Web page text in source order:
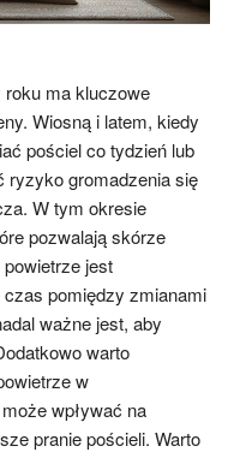
roku ma kluczowe
Wiosną i latem, kiedy
pościel co tydzień lub
ryzyko gromadzenia się
W tym okresie
pozwalają skórze
jest
czas pomiędzy zmianami
ważne jest, aby
warto
w
wpływać na
pranie pościeli. Warto